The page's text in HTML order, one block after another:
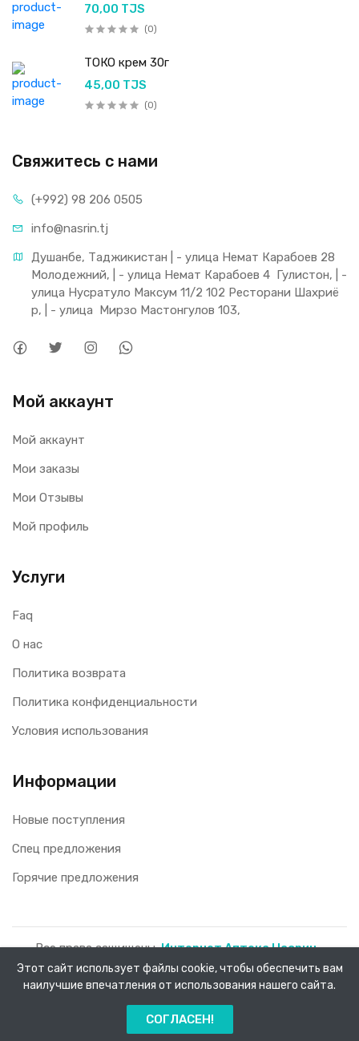
Каталог
70,00 TJS
(0)
ТОКО крем 30г
45,00 TJS
(0)
Свяжитесь с нами
(+992) 98 206 0505
info@nasrin.tj
Душанбе, Таджикистан | - улица Немат Карабоев 28
Молодежний, | - улица Немат Карабоев 4  Гулистон, | -
улица Нусратуло Максум 11/2 102 Ресторани Шахриё
р, | - улица  Мирзо Мастонгулов 103,
Мой аккаунт
Мой аккаунт
Мои заказы
Мои Отзывы
Мой профиль
Услуги
Faq
О нас
Политика возврата
Политика конфиденциальности
Условия использования
Информации
Новые поступления
Спец предложения
Горячие предложения
Все права защищены.Интернет Аптека Насрин -
доставка лекарств на дом!2026.
Этот сайт использует файлы cookie, чтобы обеспечить вам
наилучшие впечатления от использования нашего сайта.
СОГЛАСЕН!